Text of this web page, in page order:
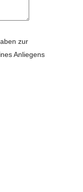
zur
Anliegens